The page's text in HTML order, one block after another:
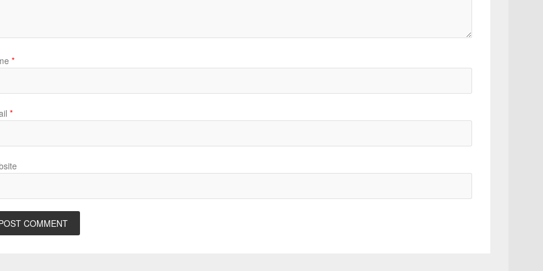
*
*